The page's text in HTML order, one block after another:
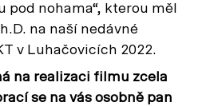
pod nohama“, kterou měl
na naší nedávné
v Luhačovicích 2022.
na realizaci filmu zcela
se na vás osobně pan